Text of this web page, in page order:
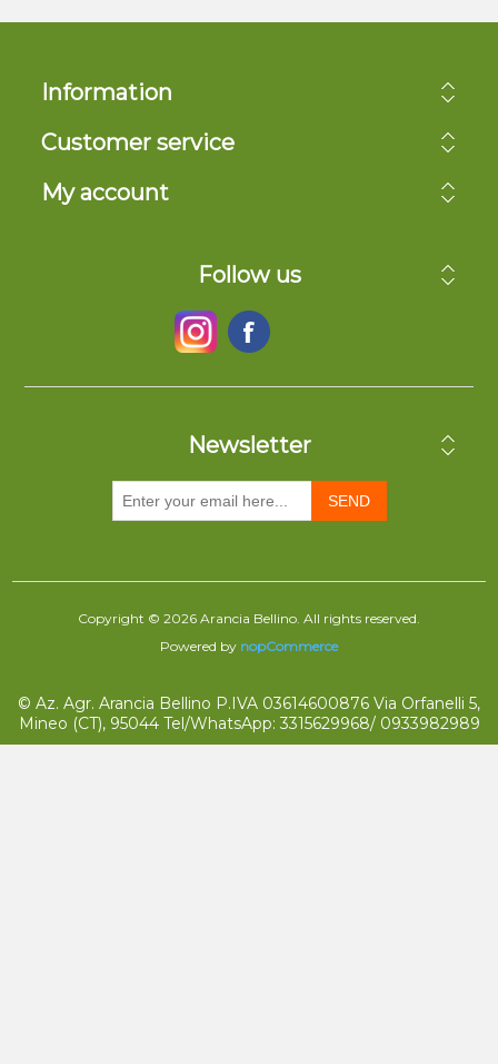
Information
Customer service
My account
Follow us
Newsletter
SEND
Copyright © 2026 Arancia Bellino. All rights reserved.
Powered by nopCommerce
© Az. Agr. Arancia Bellino P.IVA 03614600876 Via Orfanelli 5,
Mineo (CT), 95044 Tel/WhatsApp: 3315629968/ 0933982989